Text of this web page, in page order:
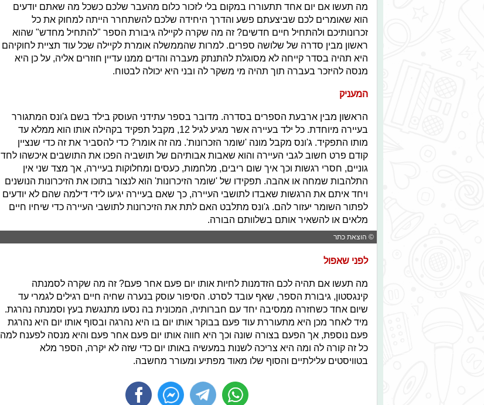
מה תעשו אם יום אחד תתעוררו במקום בלי לזכור כלום מהעבר שלכם כשכל מה שאתם יודעים
הוא שאומרים לכם שביצעתם פשע והדרך היחידה שלכם להשתחרר הייתה למחוק את כל
זכרונותיכם ולהתחיל חיים חדשים? זה מה שקרה לקיילה גיבורת הספר "להתחיל מחדש" שהוא
ראשון מבין סדרה של שלושה ספרים. למרות שהממשלה אומרת לקיילה שכל עוד תציית לחוקיהם
היא תהיה בסדר קייחה לא מסוגלת להתנתק מעברה והדים ממנו עדיין חוזרים אליה, על כן היא
מנסה להיזכר בעברה תוך תהיה מי משקר לה ובני היא יכולה לבטוח.
המעניק
הראשון מבין ארבעת הספרים בסדרה. מדובר בספר עתידני העוסק בילד בשם ג'ונס המתגורר
בעיירה מיוחדת. כל ילד בעיירה אשר מגיע לגיל 12, מקבל תפקיד בקהילה אותו הוא ממלא עד
מותו התפקיד. ג'ונס מקבל מונה 'שומר הזכרונות'. מה זה אומר? כדי להסביר את זה כדי שנציין
קודם פרט חשוב לגבי העיירה והוא שאבות אבותיהם של תושביה הפכו את התושבים איכשהו לחד
גוניים, חסרי רגשות וכך איך שום ריבים, מלחמות, כעסים ומחלוקות בעיירה, אך מצד שני אין
התלהבות שמחה או אהבה. תפקידו של 'שומר הזיכרונות' הוא לנצור בתוכו את הזיכרונות הנושנים
ויחד איתם את הרגשות שאבדו לתושבי העיירה, כך שאם בעיירה יגיעו לידי דילמה שהם לא יודעים
לפתור השומר יעזור להם. ג'ונס מתלבט האם לתת את הזיכרונות לתושבי העיירה כדי שיחיו חיים
מלאים או להשאיר אותם בשלוותם הבורה.
© הוצאת כתר
לפני שאפול
מה תעשו אם תהיה לכם הזדמנות לחיות אותו יום פעם אחר פעם? זה מה שקרה לסמנתה
קינגסטון, גיבורת הספר, שאף עובד לסרט. הסיפור עוסק בנערה שחיה חיים רגילים לגמרי עד
שיום אחד כשחזרה ממסיבה יחד עם חברותיה, המכונית בה נסעו מתנגשת בעץ וסמנתה נהרגת.
מיד לאחר מכן היא מתעוררת עוד פעם בבוקר אותו יום בו היא נהרגה ובסוף אותו יום היא נהרגת
פעם נוספת, אך הפעם בצורה שונה וכך היא חווה אותו יום פעם אחר פעם והיא מנסה לפענח למה
כל זה קורה לה ומה היא צריכה לשנות במעשיה באותו יום כדי שזה לא יקרה, הספר מלא
בטוויסטים עלילתיים והסוף שלו מאוד מפתיע ומעורר מחשבה.